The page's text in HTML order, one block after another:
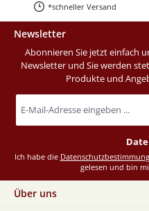
*schneller Versand
Newsletter
Abonnieren Sie jetzt einfach
Newsletter und Sie werden
Produkte und
Mail-
Adresse
Ich habe die
gelesen und bin
Über uns